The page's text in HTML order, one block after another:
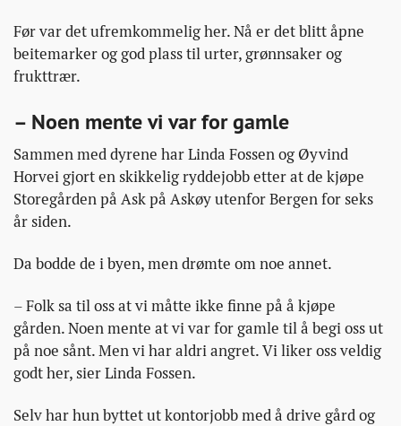
Før var det ufremkommelig her. Nå er det blitt åpne
beitemarker og god plass til urter, grønnsaker og
frukttrær.
– Noen mente vi var for gamle
Sammen med dyrene har Linda Fossen og Øyvind
Horvei gjort en skikkelig ryddejobb etter at de kjøpe
Storegården på Ask på Askøy utenfor Bergen for seks
år siden.
Da bodde de i byen, men drømte om noe annet.
– Folk sa til oss at vi måtte ikke finne på å kjøpe
gården. Noen mente at vi var for gamle til å begi oss ut
på noe sånt. Men vi har aldri angret. Vi liker oss veldig
godt her, sier Linda Fossen.
Selv har hun byttet ut kontorjobb med å drive gård og